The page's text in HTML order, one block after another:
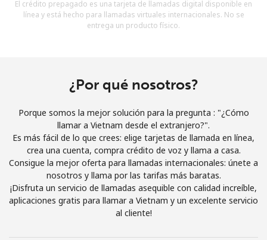
Mantente en contacto para recibir nuestras mejores
¡Hola!
Inicia sesión oREGÍSTRATE →
El crédito prepagado es una tarjeta de llamadas digital disponible en
línea y está hecho para llamadas virtuales internacionales. No se
entrega un producto físico.
¿Por qué nosotros?
Porque somos la mejor solución para la pregunta : "¿Cómo
llamar a Vietnam desde el extranjero?".
Es más fácil de lo que crees: elige tarjetas de llamada en línea,
crea una cuenta, compra crédito de voz y llama a casa.
Consigue la mejor oferta para llamadas internacionales: únete a
nosotros y llama por las tarifas más baratas.
¡Disfruta un servicio de llamadas asequible con calidad increíble,
aplicaciones gratis para llamar a Vietnam y un excelente servicio
al cliente!